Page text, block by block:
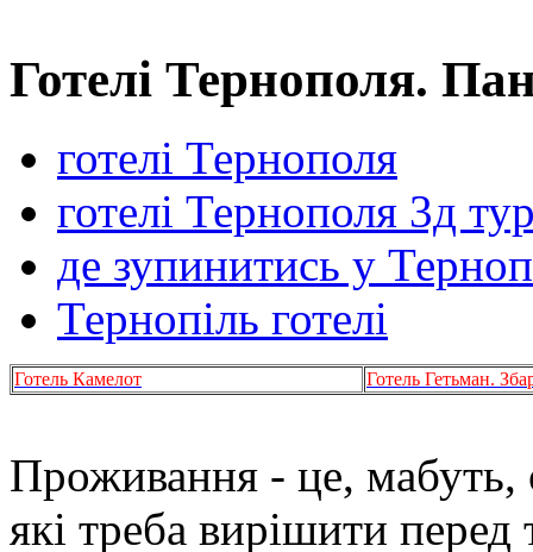
Готелі Тернополя.
готелі Тернополя
готелі Тернополя 3д
де зупинитись у
Тернопіль готелі
Готель Камелот Готель Гетьман.
Проживання - це, мабуть,
які треба вирішити